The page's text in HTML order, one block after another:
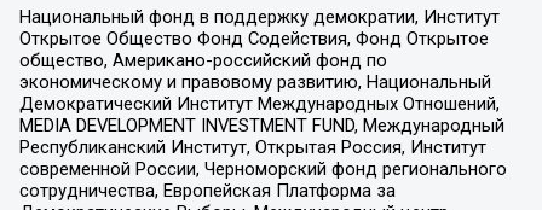
Национальный фонд в поддержку демократии, Институт
Открытое Общество Фонд Содействия, Фонд Открытое
общество, Американо-российский фонд по
экономическому и правовому развитию, Национальный
Демократический Институт Международных Отношений,
MEDIA DEVELOPMENT INVESTMENT FUND, Международный
Республиканский Институт, Открытая Россия, Институт
современной России, Черноморский фонд регионального
сотрудничества, Европейская Платформа за